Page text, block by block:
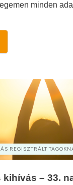
minden
REGISZTRÁLT
kihívás – 33.